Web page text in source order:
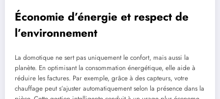
Économie d’énergie et respect de
l’environnement
La domotique ne sert pas uniquement le confort, mais aussi la
planète. En optimisant la consommation énergétique, elle aide à
réduire les factures. Par exemple, grâce à des capteurs, votre
chauffage peut s’ajuster automatiquement selon la présence dans la